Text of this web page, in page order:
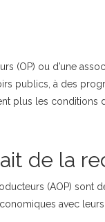
(OP) ou d’une
publics, à des
plus les conditions
de la
(AOP) sont
avec leurs